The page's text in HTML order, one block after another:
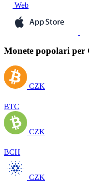
Web
Monete popolari
CZK
BTC
CZK
BCH
CZK